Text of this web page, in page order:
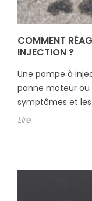
COMMENT
INJECTION ?
Une pompe à
panne moteur ou
symptômes et
Lire